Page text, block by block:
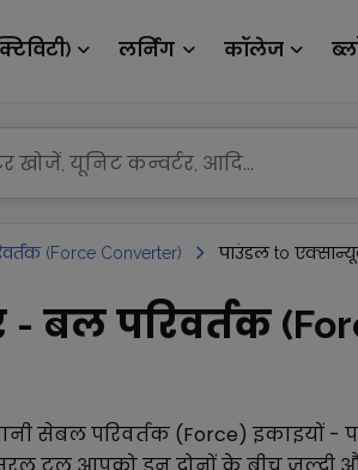
लर्निंग कॉलेज
(Force Converter) पाउंडल to
बल परिवर्तक
सेबल परिवर्तक (Force) इकाइयों -